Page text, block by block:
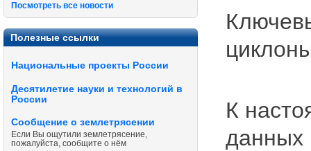
Посмотреть все новости
Полезные ссылки
Национальные проекты России
Десятилетие науки и технологий в
России
Сообщение о землетрясении
Если Вы ощутили землетрясение,
пожалуйста, сообщите о нём
К
данных